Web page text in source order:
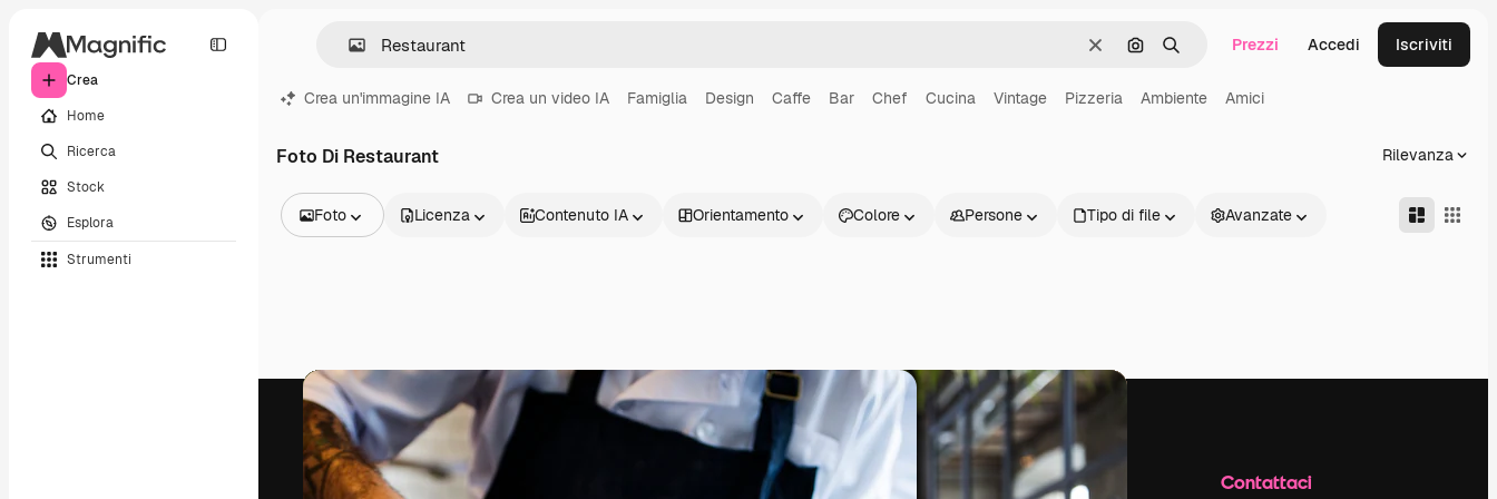
Crea
Home
Ricerca
Stock
Esplora
Strumenti
CancellaCerca per immagine
Ricerca Prezzi Accedi Iscriviti
Crea un'immagine IA Crea un video IA Famiglia Design Caffe Bar Chef Cucina Vintage Pizzeria Ambiente Amici
Foto Di Restaurant Rilevanza
Foto
Video
Clip video
Motion graphic
Modelli di video
Icone
Modelli 3D
Font
Licenza Contenuto IA Orientamento Colore Persone Tipo di file Avanzate
Prodotti Inizia Azienda Contattaci